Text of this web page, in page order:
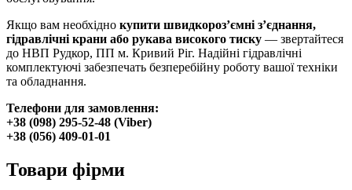
Якщо вам необхідно купити швидкороз’ємні з’єднання,
гідравлічні крани або рукава високого тиску — звертайтеся
до НВП Рудкор, ПП м. Кривий Ріг. Надійні гідравлічні
комплектуючі забезпечать безперебійну роботу вашої техніки
та обладнання.
Телефони для замовлення:
+38 (098) 295-52-48 (Viber)
+38 (056) 409-01-01
Товари фірми